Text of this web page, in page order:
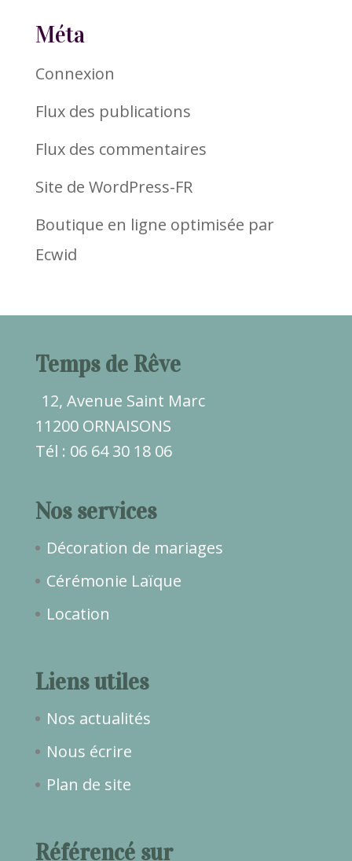
Méta
Connexion
Flux des publications
Flux des commentaires
Site de WordPress-FR
Boutique en ligne optimisée par
Ecwid
Temps de Rêve
12, Avenue Saint Marc
11200 ORNAISONS
Tél : 06 64 30 18 06
Nos services
Décoration de mariages
Cérémonie Laïque
Location
Liens utiles
Nos actualités
Nous écrire
Plan de site
Référencé sur